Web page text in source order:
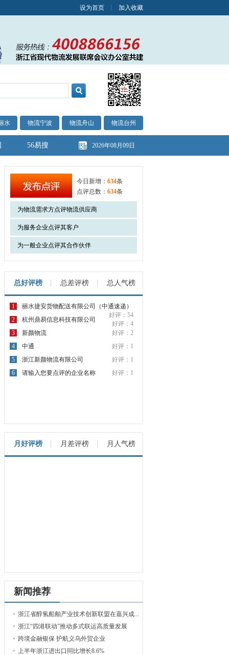
设为首页 加入收藏
水 物流宁波 物流舟山 物流台州
56易搜 2026年08月09日
今日新增： 634条
点评总数： 634条
为物流需求方点评物流供应商
为服务企业点评其客户
为一般企业点评其合作伙伴
总好评榜 总差评榜 总人气榜
1
丽水捷安货物配送有限公司（中通速递）
好评：54
2 杭州鼎易信息科技有限公司
好评：4
3
新颜物流
好评：2
4
中通
好评：1
5
浙江新颜物流有限公司
好评：1
6
请输入您要点评的企业名称 好评：1
月好评榜 月差评榜 月人气榜
新闻推荐
浙江省醇氢船舶产业技术创新联盟在嘉兴成...
浙江“四港联动”推动多式联运高质量发展
跨境金融银保 护航义乌外贸企业
上半年浙江进出口同比增长8.6%